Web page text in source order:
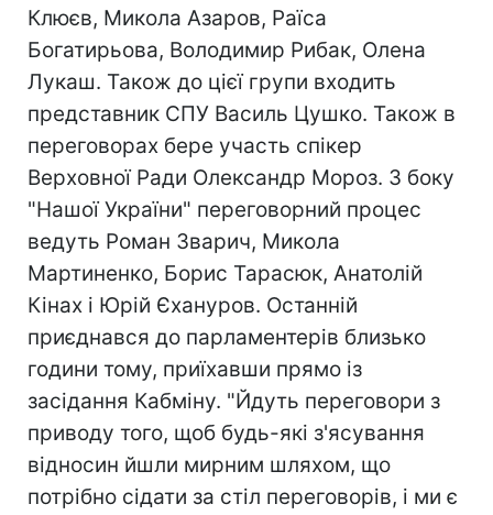
Клюєв, Микола Азаров, Раїса
Богатирьова, Володимир Рибак, Олена
Лукаш. Також до цієї групи входить
представник СПУ Василь Цушко. Також в
переговорах бере участь спікер
Верховної Ради Олександр Мороз. З боку
"Нашої України" переговорний процес
ведуть Роман Зварич, Микола
Мартиненко, Борис Тарасюк, Анатолій
Кінах і Юрій Єхануров. Останній
приєднався до парламентерів близько
години тому, приїхавши прямо із
засідання Кабміну. "Йдуть переговори з
приводу того, щоб будь-які з'ясування
відносин йшли мирним шляхом, що
потрібно сідати за стіл переговорів, і ми є